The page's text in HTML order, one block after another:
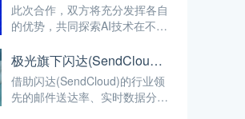
此次合作，双方将充分发挥各自
的优势，共同探索AI技术在不同
具竞争力的AI智能体解决方案。
极光旗下闪达(SendCloud)与SaleSmartly携手打造全球领先的邮件解决方案
借助闪达(SendCloud)的行业领
先的邮件送达率、实时数据分析